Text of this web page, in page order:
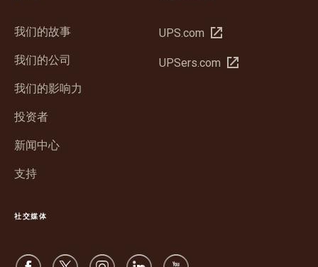
我们的故事
我们的公司
我们的影响力
投资者
新闻中心
支持
UPS.com 在
窗
UPSers.com 在
社交媒体